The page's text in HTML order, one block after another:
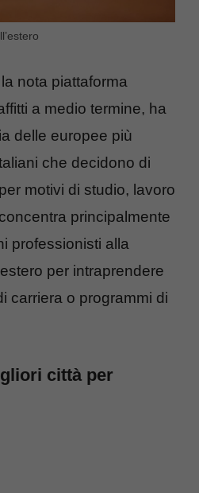
nota piattaforma
a medio termine, ha
delle europee più
che decidono di
motivi di studio, lavoro
principalmente
professionisti alla
per intraprendere
carriera o programmi di
città per